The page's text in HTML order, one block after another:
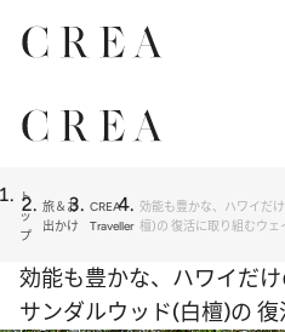
ト
ッ
プ
旅＆お
出かけ
CREA
Traveller
効能も豊かな、ハワイだ
檀)の 復活に取り組むウェ
効能も豊かな、ハワイだけのアロマ
サンダルウッド(白檀)の 復活に取り組むウェイド・